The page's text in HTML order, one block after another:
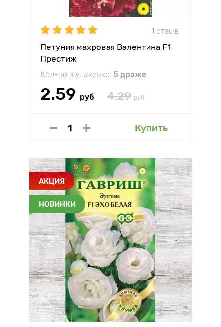
1 отзыв
Петуния махровая Валентина F1
Престиж
Кол-во в упаковке: 5 драже
2.59 руб 4.29 руб
Купить
АКЦИЯ
НОВИНКИ